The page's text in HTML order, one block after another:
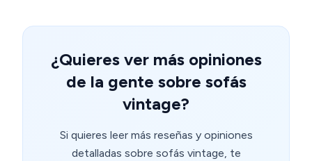
¿Quieres ver más opiniones
de la gente sobre sofás
vintage?
Si quieres leer más reseñas y opiniones
detalladas sobre sofás vintage, te